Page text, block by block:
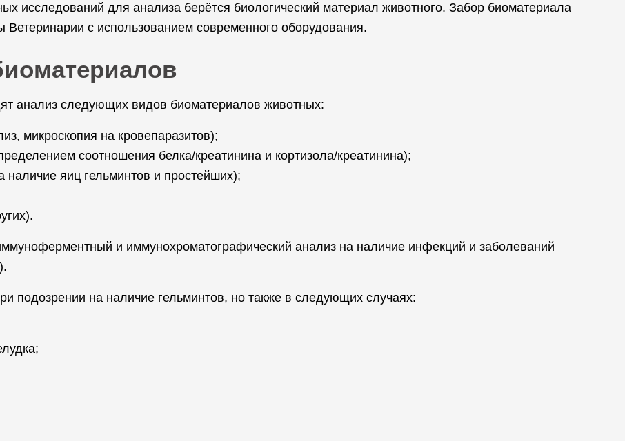
исследований для анализа берётся биологический материал животного. Забор биоматериала
с использованием современного оборудования.
анализ следующих видов биоматериалов животных:
микроскопия на кровепаразитов);
соотношения белка/креатинина и кортизола/креатинина);
яиц гельминтов и простейших);
и иммунохроматографический анализ на наличие инфекций и заболеваний
подозрении на наличие гельминтов, но также в следующих случаях: